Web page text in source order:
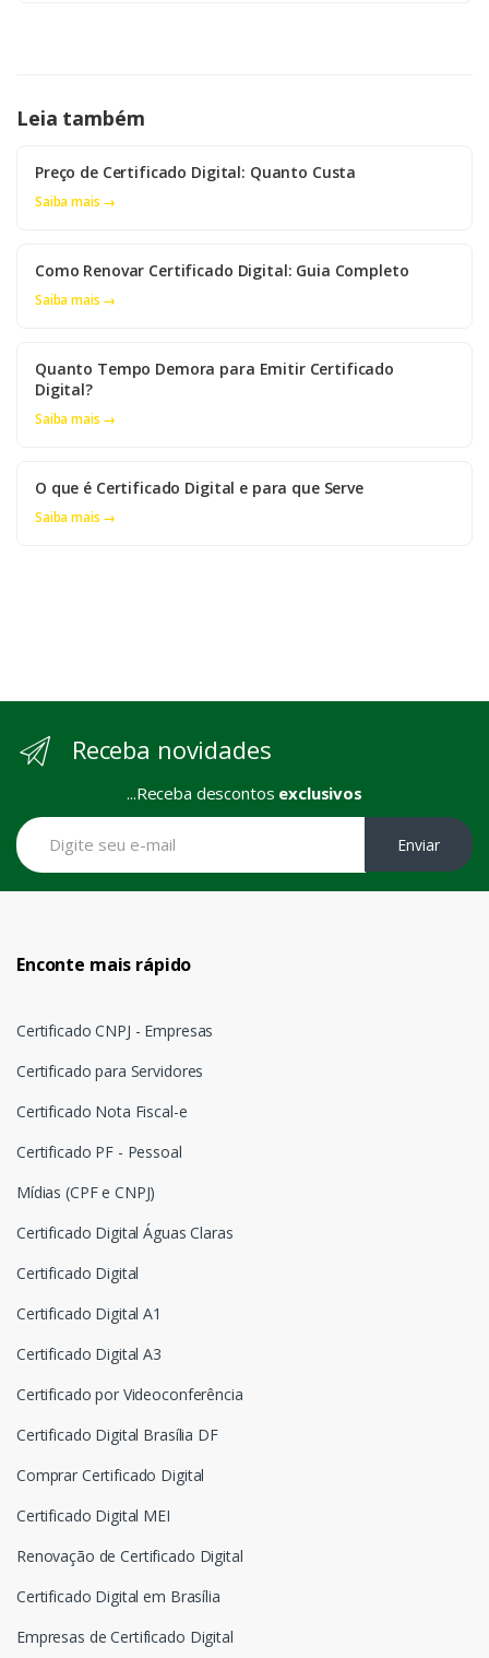
Leia também
Preço de Certificado Digital: Quanto Custa
Saiba mais →
Como Renovar Certificado Digital: Guia Completo
Saiba mais →
Quanto Tempo Demora para Emitir Certificado
Digital?
Saiba mais →
O que é Certificado Digital e para que Serve
Saiba mais →
Receba novidades
...Receba descontos exclusivos
Enviar
Enconte mais rápido
Certificado CNPJ - Empresas
Certificado para Servidores
Certificado Nota Fiscal-e
Certificado PF - Pessoal
Mídias (CPF e CNPJ)
Certificado Digital Águas Claras
Certificado Digital
Certificado Digital A1
Certificado Digital A3
Certificado por Videoconferência
Certificado Digital Brasília DF
Comprar Certificado Digital
Certificado Digital MEI
Renovação de Certificado Digital
Certificado Digital em Brasília
Empresas de Certificado Digital